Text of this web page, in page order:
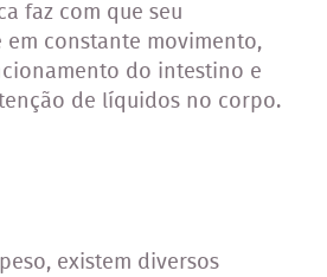
faz com que seu
constante movimento,
do intestino e
de líquidos no corpo.
existem diversos